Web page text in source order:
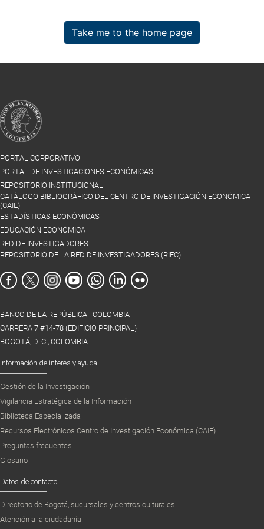
Take me to the home page
PORTAL CORPORATIVO
PORTAL DE INVESTIGACIONES ECONÓMICAS
REPOSITORIO INSTITUCIONAL
CATÁLOGO BIBLIOGRÁFICO DEL CENTRO DE INVESTIGACIÓN ECONÓMICA
(CAIE)
ESTADÍSTICAS ECONÓMICAS
EDUCACIÓN ECONÓMICA
RED DE INVESTIGADORES
REPOSITORIO DE LA RED DE INVESTIGADORES (RIEC)
BANCO DE LA REPÚBLICA | COLOMBIA
CARRERA 7 #14-78 (EDIFICIO PRINCIPAL)
BOGOTÁ, D. C., COLOMBIA
Información de interés y ayuda
Gestión de la Investigación
Vigilancia Estratégica de la Información
Biblioteca Especializada
Recursos Electrónicos Centro de Investigación Económica (CAIE)
Preguntas frecuentes
Glosario
Datos de contacto
Directorio de Bogotá, sucursales y centros culturales
Atención a la ciudadanía